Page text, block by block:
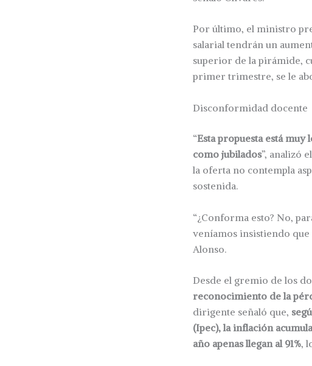
Por último, el ministro
salarial tendrán un
superior de la pirámide,
primer trimestre, se le
Disconformidad docente
“Esta propuesta está muy
como jubilados”, analizó
la oferta no contempla
sostenida.
“¿Conforma esto? No,
veníamos insistiendo
Alonso.
Desde el gremio de los
reconocimiento de la
dirigente señaló que,
(Ipec), la inflación
año apenas llegan al 91%,